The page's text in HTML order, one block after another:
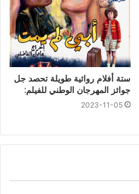
ستة أفلام روائية طويلة تحصد جل
جوائز المهرجان الوطني للفيلم:
2023-11-05